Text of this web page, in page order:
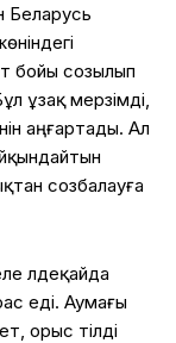
Беларусь
бойы созылып
ұзақ мерзімді,
аңғартады. Ал
созбалауға
әлдеқайда
еді. Аумағы
орыс тілді